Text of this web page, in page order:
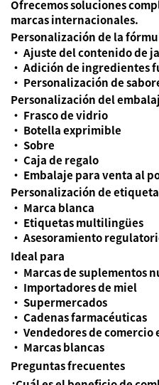
Ofrecemos soluciones
marcas internacionales.
Personalización de la
• Ajuste del contenido de
• Adición de ingredientes
• Personalización de
Personalización del
• Frasco de vidrio
• Botella exprimible
• Sobre
• Caja de regalo
• Embalaje para venta al
Personalización de
• Marca blanca
• Etiquetas multilingües
• Asesoramiento
Ideal para
• Marcas de suplementos
• Importadores de miel
• Supermercados
• Cadenas farmacéuticas
• Vendedores de
• Marcas blancas
Preguntas frecuentes